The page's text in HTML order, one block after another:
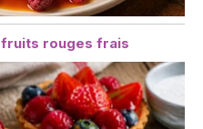
rouges frais